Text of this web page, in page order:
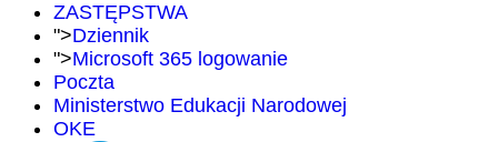
ZASTĘPSTWA
">Dziennik
">Microsoft 365 logowanie
Poczta
Ministerstwo Edukacji Narodowej
OKE